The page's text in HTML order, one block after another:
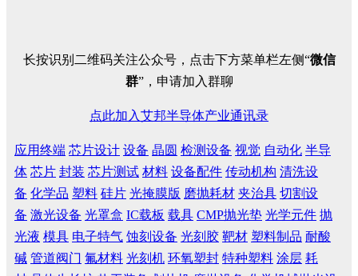
长按识别二维码关注公众号，点击下方菜单栏左侧“微信
群”，申请加入群聊
点此加入艾邦半导体产业通讯录
应用终端 芯片设计 设备 晶圆 检测设备 视觉 自动化 半导
体 芯片 封装 芯片测试 材料 设备配件 传动机构 清洗设
备 化学品 塑料 硅片 光掩膜版 磨抛耗材 夹治具 切割设
备 激光设备 光罩盒 IC载板 载具 CMP抛光垫 光学元件 抛
光液 模具 电子特气 蚀刻设备 光刻胶 靶材 塑料制品 耐酸
碱 管道阀门 氟材料 光刻机 环氧塑封 特种塑料 涂层 耗